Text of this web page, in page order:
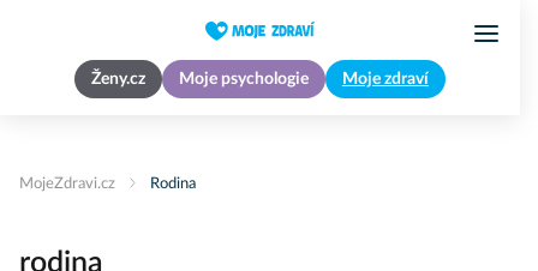
Ženy.cz Moje psychologie Moje zdraví
MojeZdravi.cz Rodina
rodina